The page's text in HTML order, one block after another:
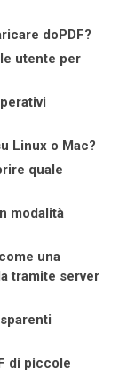
doPDF?
utente per
Linux o Mac?
quale
modalità
una
tramite server
di piccole